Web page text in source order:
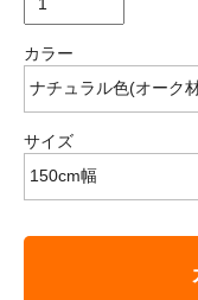
カラー
サイズ